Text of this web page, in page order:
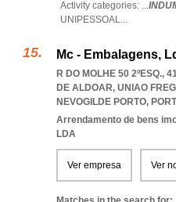
Activity categories: ...
UNIPESSOAL...
Mc - Embalagens,
R DO MOLHE 50 2ºESQ.,
DE ALDOAR, UNIAO
NEVOGILDE PORTO,
Arrendamento de bens
LDA
Ver empresa Ver